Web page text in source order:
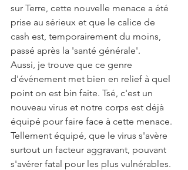
sur Terre, cette nouvelle menace a été
prise au sérieux et que le calice de
cash est, temporairement du moins,
passé après la 'santé générale'.
Aussi, je trouve que ce genre
d'événement met bien en relief à quel
point on est bin faite. Tsé, c'est un
nouveau virus et notre corps est déjà
équipé pour faire face à cette menace.
Tellement équipé, que le virus s'avère
surtout un facteur aggravant, pouvant
s'avérer fatal pour les plus vulnérables.